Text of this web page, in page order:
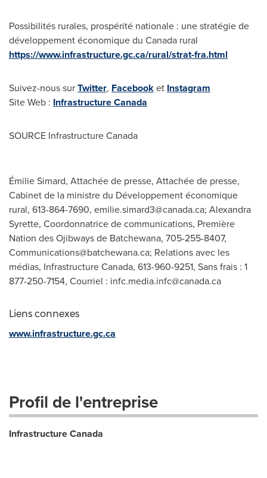
Possibilités rurales, prospérité nationale : une stratégie de
développement économique du Canada rural
https://www.infrastructure.gc.ca/rural/strat-fra.html
Suivez-nous surTwitter, Facebooket Instagram
Site Web : InfrastructureCanada
SOURCE Infrastructure Canada
Émilie Simard, Attachée de presse, Attachée de presse,
Cabinet de la ministre du Développement économique
rural, 613-864-7690, emilie.simard3@canada.ca; Alexandra
Syrette, Coordonnatrice de communications, Première
Nation des Ojibways de Batchewana, 705-255-8407,
Communications@batchewana.ca; Relations avec les
médias, Infrastructure Canada, 613-960-9251, Sans frais : 1
877-250-7154, Courriel : infc.media.infc@canada.ca
Liens connexes
www.infrastructure.gc.ca
Profil de l'entreprise
Infrastructure Canada